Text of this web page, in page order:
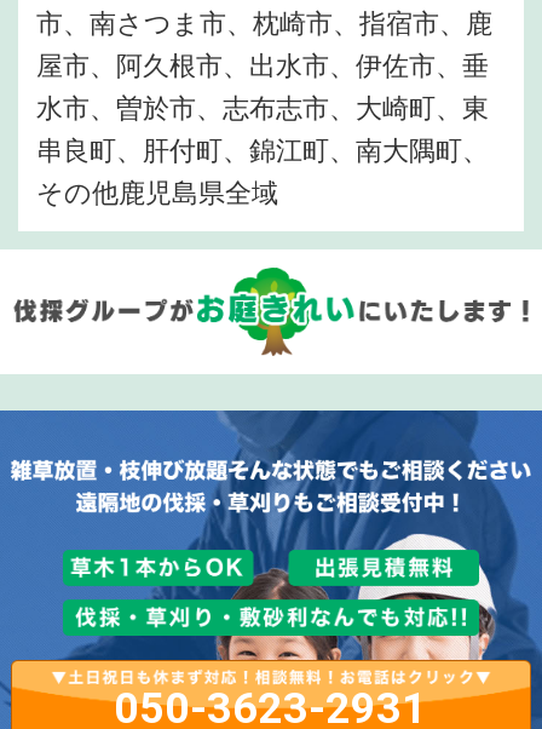
市、南さつま市、枕崎市、指宿市、鹿
屋市、阿久根市、出水市、伊佐市、垂
水市、曽於市、志布志市、大崎町、東
串良町、肝付町、錦江町、南大隅町、
その他鹿児島県全域
050-3623-2931